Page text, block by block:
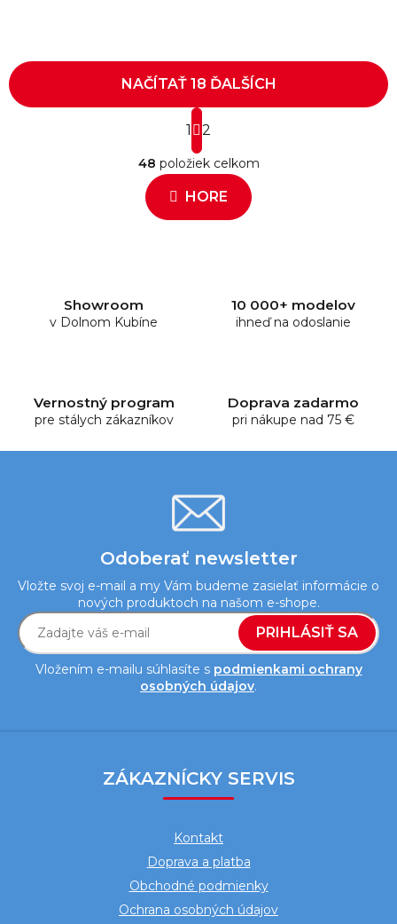
O
v
l
á
d
s
u
NAČÍTAŤ 18 ĎALŠÍCH
S
t
r
á
k
o
1 2
48 položiek celkom
HORE
Showroom
v Dolnom Kubíne
10 000+ modelov
ihneď na odoslanie
Vernostný program
pre stálych zákazníkov
Doprava zadarmo
pri nákupe nad 75 €
Odoberať newsletter
Vložte svoj e-mail a my Vám budeme zasielať informácie o
nových produktoch na našom e-shope.
Vložením e-mailu súhlasíte s podmienkami ochrany
osobných údajov.
PRIHLÁSIŤ SA
ZÁKAZNÍCKY SERVIS
Kontakt
Doprava a platba
Obchodné podmienky
Ochrana osobných údajov